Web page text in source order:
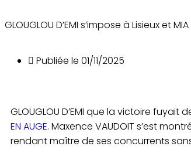
GLOUGLOU D’EMI s’impose à Lisieux et
Publiée le 01/11/2025
GLOUGLOU D’EMI que la victoire
EN AUGE. Maxence VAUDOIT s’est
rendant maître de ses concurrents